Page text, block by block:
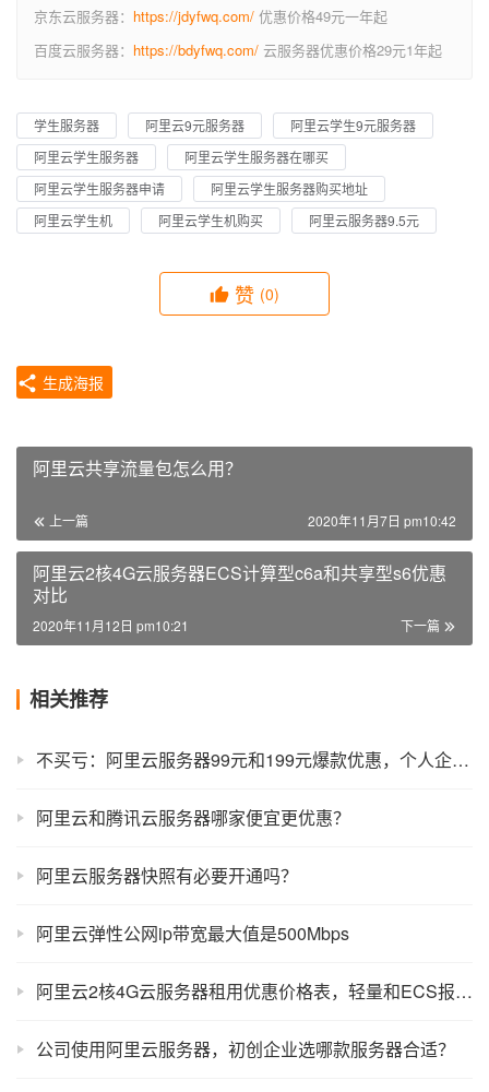
京东云服务器： https://jdyfwq.com/ 优惠价格49元一年起
百度云服务器： https://bdyfwq.com/ 云服务器优惠价格29元1年起
学生服务器 阿里云9元服务器
阿里云学生9元服务器
阿里云学生服务器
阿里云学生服务器在哪买
阿里云学生服务器申请
阿里云学生服务器购买地址
阿里云学生机
阿里云学生机购买 阿里云服务器9.5元
赞 (0)
生成海报
阿里云共享流量包怎么用？
上一篇 2020年11月7日 pm10:42
阿里云2核4G云服务器ECS计算型c6a和共享型s6优惠
对比
下一篇
2020年11月12日 pm10:21
相关推荐
不买亏：阿里云服务器99元和199元爆款优惠，个人企业新老均可！
阿里云和腾讯云服务器哪家便宜更优惠？
阿里云服务器快照有必要开通吗？
阿里云弹性公网ip带宽最大值是500Mbps
阿里云2核4G云服务器租用优惠价格表，轻量和ECS报价单
公司使用阿里云服务器，初创企业选哪款服务器合适？